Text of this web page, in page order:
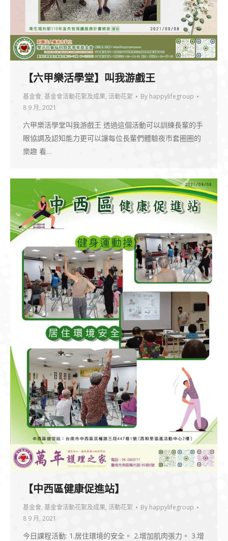
【六甲樂活學堂】叫我游戲王
基金會, 基金會活動花絮及成果, 活動花絮 By happylifegroup
8 9 月, 2021
六甲樂活學堂叫我游戲王 透過這個活動可以訓練長輩的手
眼協調及認知能力更可以讓每位長輩們體驗夜市套圈圈的
樂趣 看…
【中西區健康促進站】
基金會, 基金會活動花絮及成果, 活動花絮 By happylifegroup
8 9 月, 2021
今日課程活動: 1.居住環境的安全。 2.增加肌肉張力。 3.增